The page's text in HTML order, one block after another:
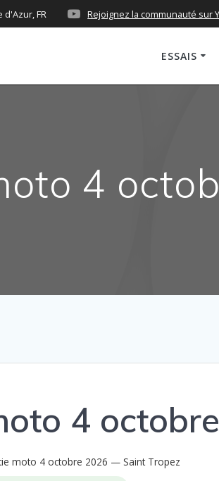
d'Azur, FR Rejoignez la communauté sur
ESSAIS
4
4
moto 4 octobre 2026 — Saint Tropez